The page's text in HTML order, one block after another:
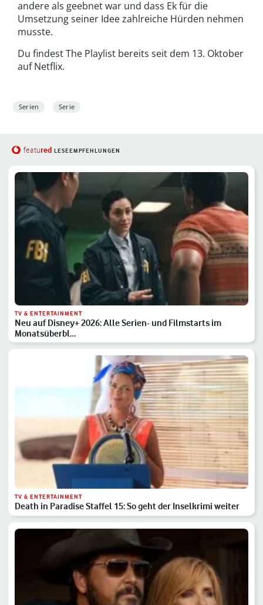
andere als geebnet war und dass Ek für die
Umsetzung seiner Idee zahlreiche Hürden nehmen
musste.
Du findest The Playlist bereits seit dem 13. Oktober
auf Netflix.
Serien Serie
featured LESEEMPFEHLUNGEN
TV & ENTERTAINMENT
Neu auf Disney+ 2026: Alle Serien- und Filmstarts im
Monatsüberbl…
TV & ENTERTAINMENT
Death in Paradise Staffel 15: So geht der Inselkrimi weiter